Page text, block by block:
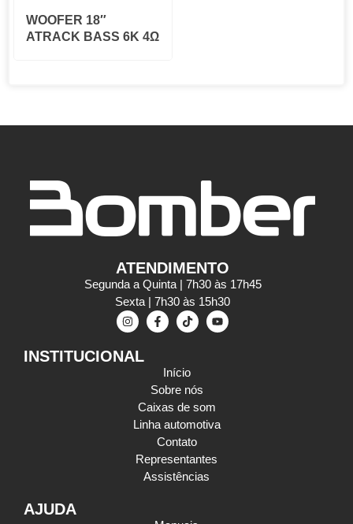
WOOFER 18″
ATRACK BASS 6K 4Ω
ATENDIMENTO
Segunda a Quinta | 7h30 às 17h45
Sexta | 7h30 às 15h30
INSTITUCIONAL
Início
Sobre nós
Caixas de som
Linha automotiva
Contato
Representantes
Assistências
AJUDA